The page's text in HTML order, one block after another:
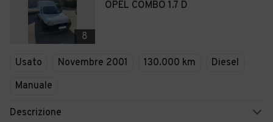
Camper
Veicoli Commerciali
8
OPEL COMBO 1.7 D
Usato Novembre 2001 130.000 km
Diesel
Manuale
Descrizione